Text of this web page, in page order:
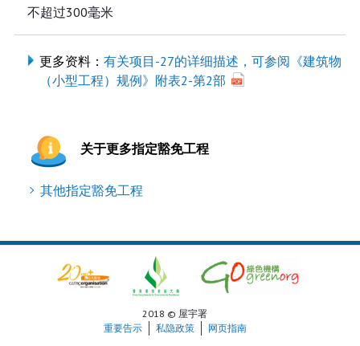
不超过300毫米
更多资料： 有关项目-27的详细描述，可参阅《建筑物
（小型工程）规例》附表2-第2部
关于更多指定豁免工程
其他指定豁免工程
2018 © 屋宇署
重要告示
私隐政策 网页指南